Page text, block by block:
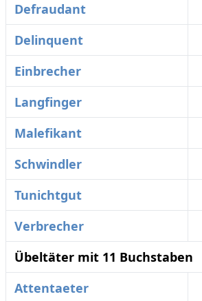
Defraudant
Delinquent
Einbrecher
Langfinger
Malefikant
Schwindler
Tunichtgut
Verbrecher
Übeltäter mit 11 Buchstaben
Attentaeter